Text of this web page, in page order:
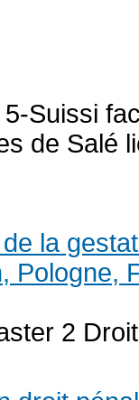
Suissi
de Salé
la
Pologne,
2